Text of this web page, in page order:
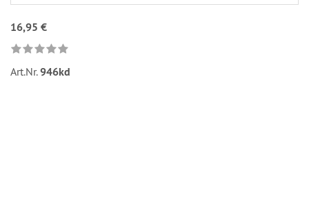
16,95 €
Art.Nr.946kd